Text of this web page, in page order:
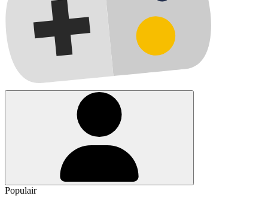
Populair